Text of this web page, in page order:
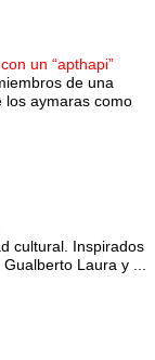
un “apthapi”
de una
los aymaras como
cultural. Inspirados
Laura y ...